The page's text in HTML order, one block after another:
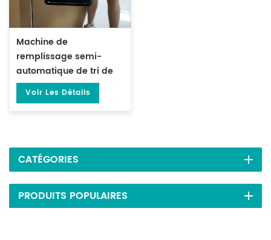
Machine de
remplissage semi-
automatique de tri de
particules de poudre de
thé de 10 à 999
Voir Les Détails
CATÉGORIES
PRODUITS POPULAIRES